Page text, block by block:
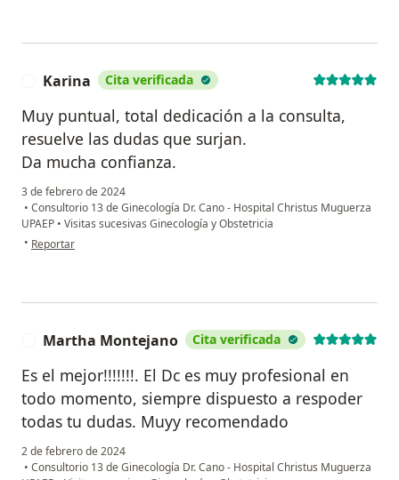
Karina Cita verificada
Muy puntual, total dedicación a la consulta,
resuelve las dudas que surjan.
Da mucha confianza.
3 de febrero de 2024
• Consultorio 13 de Ginecología Dr. Cano - Hospital Christus Muguerza
UPAEP • Visitas sucesivas Ginecología y Obstetricia
• en opinión del usuario Karina
Reportar
Martha Montejano Cita verificada
Es el mejor!!!!!!!. El Dc es muy profesional en
todo momento, siempre dispuesto a respoder
todas tu dudas. Muyy recomendado
2 de febrero de 2024
• Consultorio 13 de Ginecología Dr. Cano - Hospital Christus Muguerza